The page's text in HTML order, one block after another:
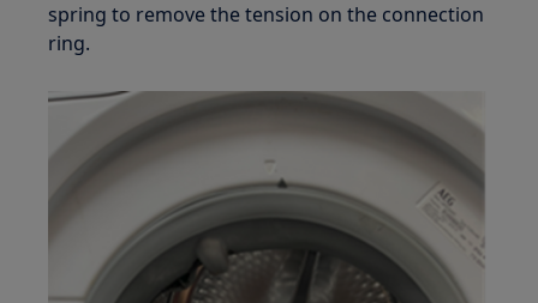
spring to remove the tension on the connection
ring.